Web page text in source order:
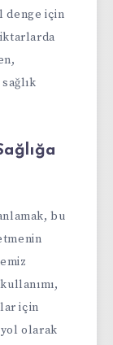
denge için
bu
için
olarak